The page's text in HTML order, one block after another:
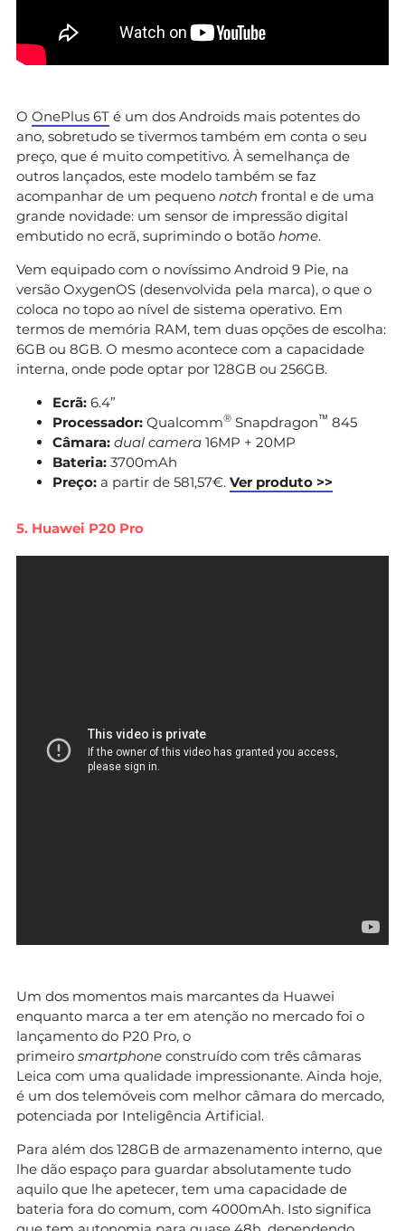
O OnePlus 6T é um dos Androids mais potentes do
ano, sobretudo se tivermos também em conta o seu
preço, que é muito competitivo. À semelhança de
outros lançados, este modelo também se faz
acompanhar de um pequeno notch frontal e de uma
grande novidade: um sensor de impressão digital
embutido no ecrã, suprimindo o botão home.
Vem equipado com o novíssimo Android 9 Pie, na
versão OxygenOS (desenvolvida pela marca), o que o
coloca no topo ao nível de sistema operativo. Em
termos de memória RAM, tem duas opções de escolha:
6GB ou 8GB. O mesmo acontece com a capacidade
interna, onde pode optar por 128GB ou 256GB.
Ecrã: 6.4”
Processador: Qualcomm® Snapdragon™ 845
Câmara: dual camera 16MP + 20MP
Bateria: 3700mAh
Preço: a partir de 581,57€. Ver produto >>
5. Huawei P20 Pro
Um dos momentos mais marcantes da Huawei
enquanto marca a ter em atenção no mercado foi o
lançamento do P20 Pro, o
primeiro smartphone construído com três câmaras
Leica com uma qualidade impressionante. Ainda hoje,
é um dos telemóveis com melhor câmara do mercado,
potenciada por Inteligência Artificial.
Para além dos 128GB de armazenamento interno, que
lhe dão espaço para guardar absolutamente tudo
aquilo que lhe apetecer, tem uma capacidade de
bateria fora do comum, com 4000mAh. Isto significa